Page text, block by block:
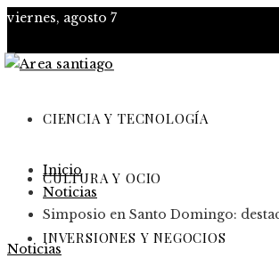
viernes, agosto 7
CIENCIA Y TECNOLOGÍA
CULTURA Y OCIO
INVERSIONES Y NEGOCIOS
Inicio
Noticias
Simposio en Santo Domingo:
Noticias